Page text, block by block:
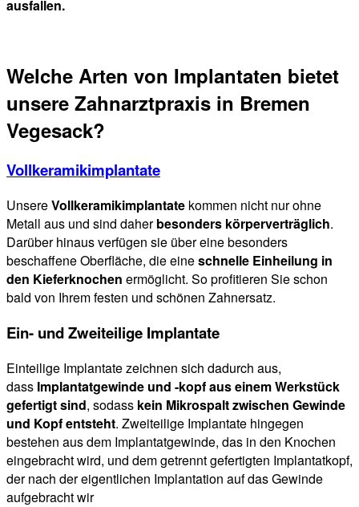
ausfallen.
Welche Arten von Implantaten bietet
unsere Zahnarztpraxis in Bremen
Vegesack?
Vollkeramikimplantate
UnsereVollkeramikimplantate kommen nicht nur ohne
Metall aus und sind daherbesonders körperverträglich.
Darüber hinaus verfügen sie über eine besonders
beschaffene Oberfläche, die eineschnelle Einheilung in
den Kieferknochen ermöglicht. So profitieren Sie schon
bald von Ihrem festen und schönen Zahnersatz.
Ein- und Zweiteilige Implantate
Einteilige Implantate zeichnen sich dadurch aus,
dass Implantatgewinde und -kopf aus einem Werkstück
gefertigt sind, sodass kein Mikrospalt zwischen Gewinde
und Kopf entsteht. Zweiteilige Implantate hingegen
bestehen aus dem Implantatgewinde, das in den Knochen
eingebracht wird, und dem getrennt gefertigten Implantatkopf,
der nach der eigentlichen Implantation auf das Gewinde
aufgebracht wir